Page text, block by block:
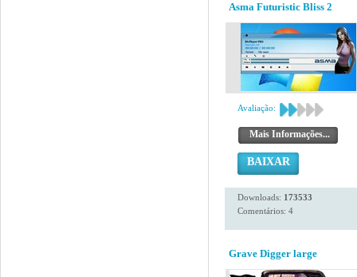
Asma Futuristic Bliss 2
Avaliação:
Mais Informações...
BAIXAR
Downloads: 173533
Comentários: 4
Grave Digger large